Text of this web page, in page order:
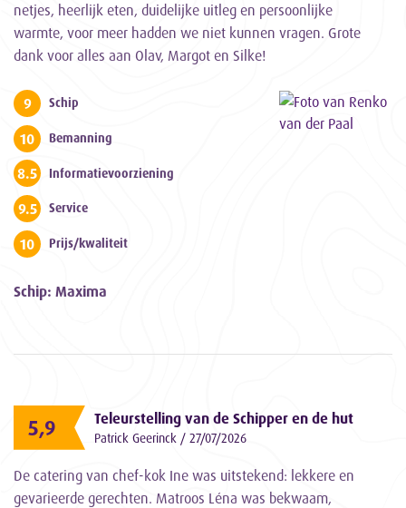
netjes, heerlijk eten, duidelijke uitleg en persoonlijke
warmte, voor meer hadden we niet kunnen vragen. Grote
dank voor alles aan Olav, Margot en Silke!
9 Schip
10 Bemanning
8.5 Informatievoorziening
9.5 Service
10 Prijs/kwaliteit
Schip: Maxima
5,9 Teleurstelling van de Schipper en de hut
Patrick Geerinck / 27/07/2026
De catering van chef-kok Ine was uitstekend: lekkere en
gevarieerde gerechten. Matroos Léna was bekwaam,